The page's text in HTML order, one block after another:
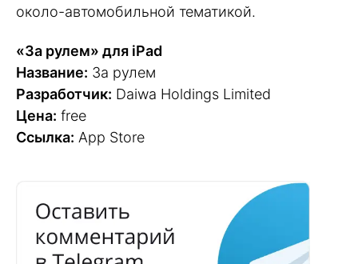
около-автомобильной тематикой.
«За рулем» для iPad
Название: За рулем
Разработчик: Daiwa Holdings Limited
Цена: free
Ссылка: App Store